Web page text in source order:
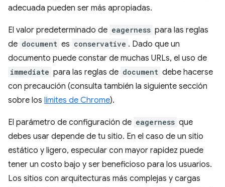
adecuada pueden ser más apropiadas.
El valor predeterminado de eagerness para las reglas
de document es conservative . Dado que un
documento puede constar de muchas URLs, el uso de
immediate para las reglas de document debe hacerse
con precaución (consulta también la siguiente sección
sobre los límites de Chrome).
El parámetro de configuración de eagerness que
debes usar depende de tu sitio. En el caso de un sitio
estático y ligero, especular con mayor rapidez puede
tener un costo bajo y ser beneficioso para los usuarios.
Los sitios con arquitecturas más complejas y cargas